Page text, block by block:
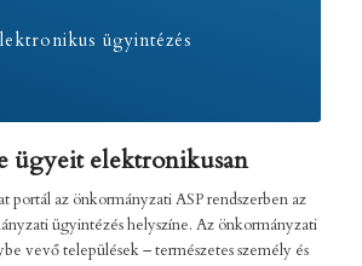
ügyintézés
ügyeit elektronikusan
portál az önkormányzati ASP rendszerben az
ügyintézés helyszíne. Az önkormányzati
vevő települések – természetes személy és